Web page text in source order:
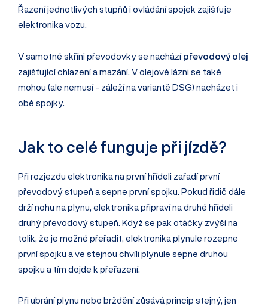
Řazení jednotlivých stupňů i ovládání spojek zajišťuje
elektronika vozu.
V samotné skříni převodovky se nacházípřevodový olej
zajišťující chlazení a mazání. V olejové lázni se také
mohou (ale nemusí - záleží na variantě DSG) nacházet i
obě spojky.
Jak to celé funguje při jízdě?
Při rozjezdu elektronika na první hřídeli zařadí první
převodový stupeň a sepne první spojku. Pokud řidič dále
drží nohu na plynu, elektronika připraví na druhé hřídeli
druhý převodový stupeň. Když se pak otáčky zvýší na
tolik, že je možné přeřadit, elektronika plynule rozepne
první spojku a ve stejnou chvíli plynule sepne druhou
spojku a tím dojde k přeřazení.
Při ubrání plynu nebo brždění zůsává princip stejný, jen